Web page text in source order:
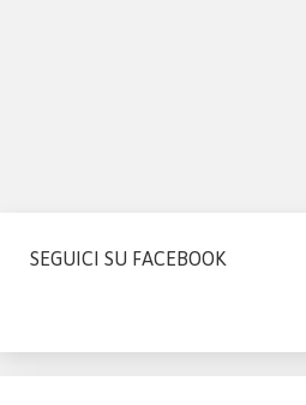
SEGUICI SU FACEBOOK